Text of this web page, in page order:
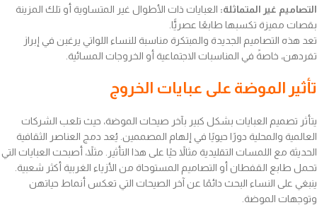
التصاميم غير المتماثلة: العبايات ذات الأطوال غير المتساوية أو تلك المزينة
بقصات مميزة تكسبها طابعًا عصريًّا.
تعد هذه التصاميم الجديدة والمبتكرة مناسبة للنساء اللواتي يرغبن في إبراز
تفردهن، خاصةً في المناسبات الاجتماعية أو الخروجات المسائية.
تأثير الموضة على عبايات الخروج
يتأثر تصميم العبايات بشكل كبير بآخر صيحات الموضة، حيث تلعب الشركات
العالمية والمحلية دورًا حيويًا في إلهام المصممين. يُعد دمج العناصر الثقافية
الحديثة مع اللمسات التقليدية مثالاً حيًا على هذا التأثير. مثلاً، أصبحت العبايات التي
تحمل طابع القفطان أو التصاميم المستوحاة من الأزياء الغربية أكثر شعبية.
ينبغي على النساء البحث دائمًا عن آخر الصيحات التي تعكس أنماط حياتهن
وتوجهات الموضة.